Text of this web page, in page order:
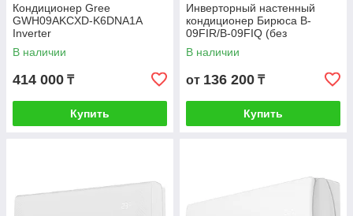
Кондиционер Gree
GWH09AKCXD-K6DNA1A
Inverter
В наличии
414 000 ₸
Купить
Инверторный настенный
кондиционер Бирюса B-
09FIR/B-09FIQ (без
инсталяции)
В наличии
от 136 200 ₸
Купить